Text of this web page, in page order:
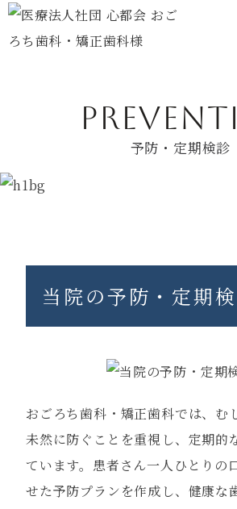
予防・定期検診
当院の予防・定期
おごろち歯科・矯正歯科では、む
未然に防ぐことを重視し、定期的
ています。患者さん一人ひとりの
せた予防プランを作成し、健康な